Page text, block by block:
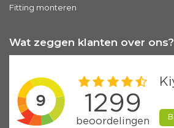
Fitting monteren
Wat zeggen klanten over ons?